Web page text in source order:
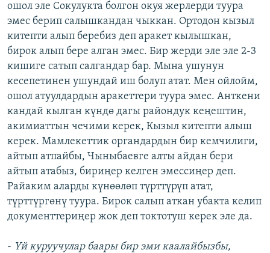
ошол эле Сокулукта болгон окуя жерлерди туура
эмес берип салышкандан чыккан. Ортодон кызыл
китепти алып беребиз деп аракет кылышкан,
бирок алып бере алган эмес. Бир жерди эле эле 2-3
кишиге сатып салгандар бар. Мына ушунун
кесепетинен ушундай иш болуп атат. Мен ойлойм,
ошол атуулдардын аракеттери туура эмес. Анткени
кандай кылган күндө дагы райондук кеңештин,
акимиаттын чечими керек, Кызыл китепти алыш
керек. Мамлекеттик органдардын бир кемчилиги,
айтып атпайбы, Чыныбаевге алты айдан бери
айтып атабыз, бириңер келген эмессиңер деп.
Райаким аларды күнөөлөп түрттүрүп атат,
түрттүргөнү туура. Бирок салып аткан убакта келип
документтериңер жок деп токтотуш керек эле да.
- Үй куруучулар баары бир эми каалайбызбы,